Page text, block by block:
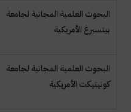
البحوث العلمية المجانية لجامعة
بيتسبرغ الأمريكية
البحوث العلمية المجانية لجامعة
كونيتيكت الأمريكية